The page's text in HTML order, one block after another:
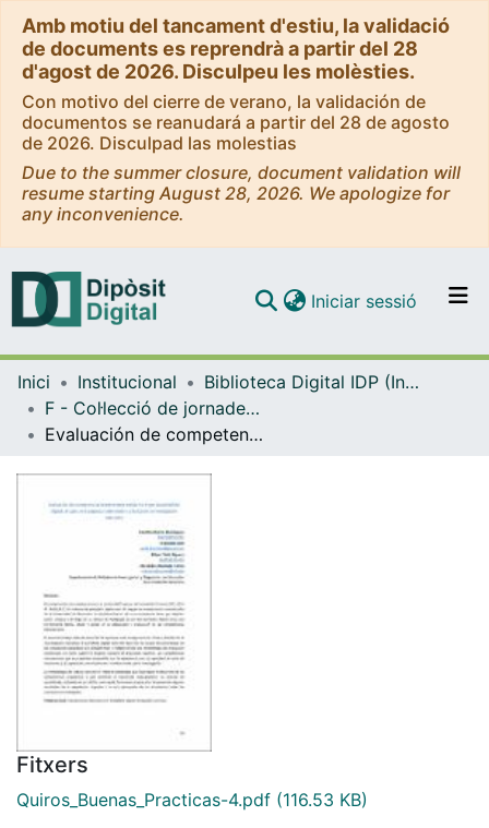
Amb motiu del tancament d'estiu, la validació
de documents es reprendrà a partir del 28
d'agost de 2026. Disculpeu les molèsties.
Con motivo del cierre de verano, la validación de
documentos se reanudará a partir del 28 de agosto
de 2026. Disculpad las molestias
Due to the summer closure, document validation will
resume starting August 28, 2026. We apologize for
any inconvenience.
Navega per tot el DD
Iniciar sessió (current)
Inici Institucional
Biblioteca Digital IDP (Institut de Desenvolupament Professional)
F - Col·lecció de jornades, congressos i simposis (IDP)
Evaluación de competencias transversales mediante el uso de portafolio digital: el caso de la asignatura de teoría y práctica de la investigación educativa
Fitxers
Quiros_Buenas_Practicas-4.pdf (116.53 KB)